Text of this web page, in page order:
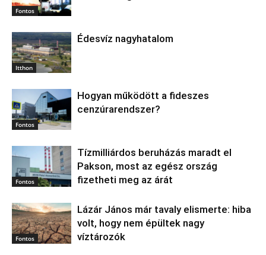
Fontos
Itthon
Édesvíz nagyhatalom
Fontos
Hogyan működött a fideszes
cenzúrarendszer?
Fontos
Tízmilliárdos beruházás maradt el
Pakson, most az egész ország
fizetheti meg az árát
Fontos
Lázár János már tavaly elismerte: hiba
volt, hogy nem épültek nagy
víztározók